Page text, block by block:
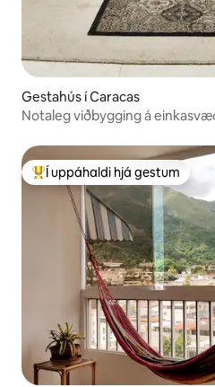
Gestahús í Caracas
Notaleg viðbygging á
Í mestu uppáhaldi hjá gestum
Í uppáhaldi hjá gestum